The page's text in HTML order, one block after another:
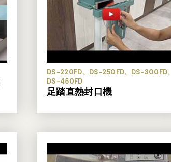
DS-220FD、DS-250FD、DS-300FD、
DS-450FD
足踏直熱封口機